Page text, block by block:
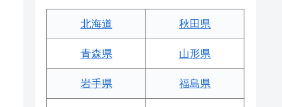
北海道 秋田県
青森県 山形県
岩手県 福島県